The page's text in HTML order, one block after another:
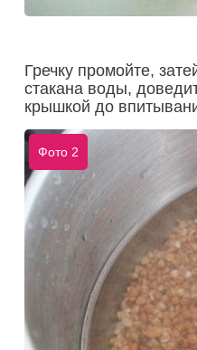
Гречку промойте,
стакана воды,
крышкой до
Фото 2